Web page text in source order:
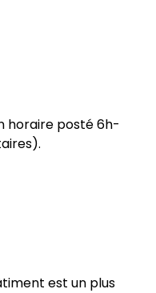
horaire posté 6h-
est un plus